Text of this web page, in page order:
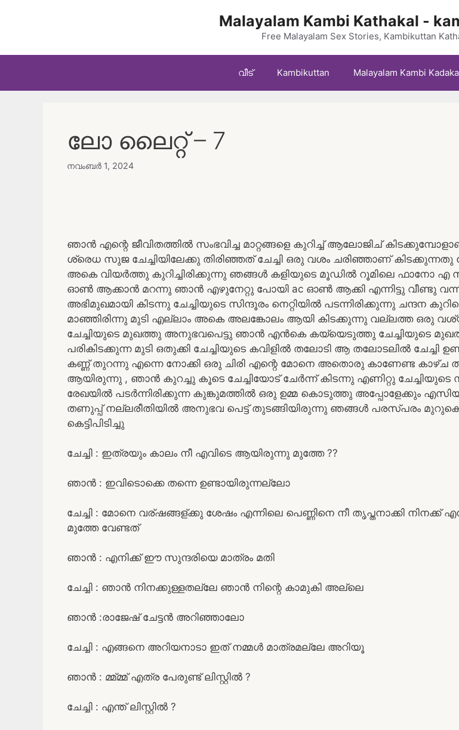
Malayalam Kambi Kathakal -
Free Malayalam Sex Stories, Kambikuttan
വീട് Kambikuttan Malayalam Kambi
ലോ ലൈറ്റ് – 7
നവംബർ 1, 2024
ഞാൻ എന്റെ ജീവിതത്തിൽ സംഭവിച്ച മാറ്റങ്ങളെ കുറിച്ച് ആലോജിച്
ശ്രെധ സുജ ചേച്ചിയിലേക്കു തിരിഞ്ഞത് ചേച്ചി ഒരു വശം ചരിഞ്ഞാണ് കിടക്കുന്നതു
അകെ വിയർത്തു കുറിച്ചിരിക്കുന്നു ഞങ്ങൾ കളിയുടെ മൂഡിൽ റൂമിലെ ഫാനോ എ
ഓൺ ആക്കാൻ മറന്നു ഞാൻ എഴുനേറ്റു പോയി ac ഓൺ ആക്കി എന്നിട്ടു വീണ്ടു വന്നു
അഭിമുഖമായി കിടന്നു ചേച്ചിയുടെ സിന്ദൂരം നെറ്റിയിൽ പടന്നിരിക്കുന്നു ചന്ദന
മാഞ്ഞിരിന്നു മുടി എല്ലാം അകെ അലങ്കോലം ആയി കിടക്കുന്നു വല്ലത്ത ഒരു
ചേച്ചിയുടെ മുഖത്തു അനുഭവപെട്ടു ഞാൻ എൻകെ കയ്യെടുത്തു ചേച്ചിയുടെ
പരികിടക്കുന്ന മുടി ഒതുക്കി ചേച്ചിയുടെ കവിളിൽ തലോടി ആ തലോടലിൽ ചേച്ചി
കണ്ണ് തുറന്നു എന്നെ നോക്കി ഒരു ചിരി എന്റെ മോനെ അതൊരു കാണേണ്ട കാഴ്ച
ആയിരുന്നു , ഞാൻ കുറച്ചു കൂടെ ചേച്ചിയോട് ചേർന്ന് കിടന്നു എണിറ്റു ചേച്ചിയുടെ
രേഖയിൽ പടർന്നിരിക്കുന്ന കുങ്കുമത്തിൽ ഒരു ഉമ്മ കൊടുത്തു അപ്പോളേക്കും
തണുപ്പ് നല്ലരീതിയിൽ അനുഭവ പെട്ട് തുടങ്ങിയിരുന്നു ഞങ്ങൾ പരസ്പരം
കെട്ടിപിടിച്ചു
ചേച്ചി : ഇത്രയും കാലം നീ എവിടെ ആയിരുന്നു മുത്തേ ??
ഞാൻ : ഇവിടൊക്കെ തന്നെ ഉണ്ടായിരുന്നല്ലോ
ചേച്ചി : മോനെ വര്ഷങ്ങള്ക്കു ശേഷം എന്നിലെ പെണ്ണിനെ നീ തൃപ്തനാക്കി നിനക്ക്
മുത്തേ വേണ്ടത്
ഞാൻ : എനിക്ക് ഈ സുന്ദരിയെ മാത്രം മതി
ചേച്ചി : ഞാൻ നിനക്കുള്ളതല്ലേ ഞാൻ നിന്റെ കാമുകി അല്ലെ
ഞാൻ :രാജേഷ് ചേട്ടൻ അറിഞ്ഞാലോ
ചേച്ചി : എങ്ങനെ അറിയനാടാ ഇത് നമ്മൾ മാത്രമല്ലേ അറിയൂ
ഞാൻ : മ്മ്മ്മ് എത്ര പേരുണ്ട് ലിസ്റ്റിൽ ?
ചേച്ചി : എന്ത് ലിസ്റ്റിൽ ?